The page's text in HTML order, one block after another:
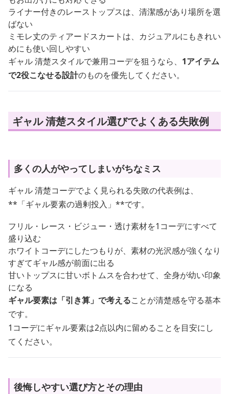
ライナー付きのレーストップスは、清潔感があり場所を選
ばない
ミモレ丈のティアードスカートは、カジュアルにもきれい
めにも使い回しやすい
ギャル 清楚スタイルで兼用コーデを狙うなら、 1アイテム
で2役こなせる設計のものを優先してください。
ギャル 清楚スタイル選びでよくある失敗例
多くの人がやってしまいがちなミス
ギャル 清楚コーデでよく見られる失敗の代表例は、
**「ギャル要素の過剰投入」**です。
フリル・レース・ビジュー・透け素材を1コーデにすべて
盛り込む
ホワイトコーデにしたつもりが、素材の光沢感が強くなり
すぎてギャル感が前面に出る
甘いトップスに甘いボトムスを合わせて、全身が幼い印象
になる
ギャル要素は「引き算」で考えることが清楚感を守る基本
です。
1コーデにギャル要素は2点以内に留めることを目安にし
てください。
後悔しやすい選び方とその理由